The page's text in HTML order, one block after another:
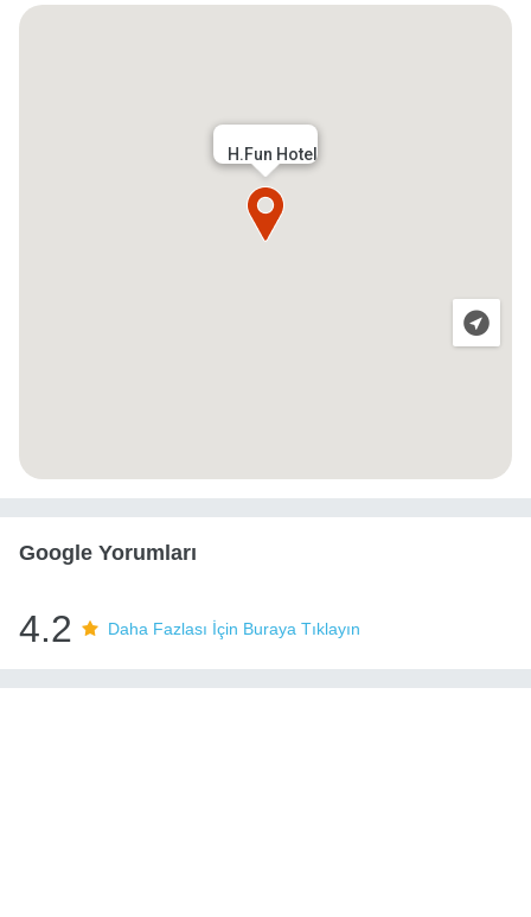
H.Fun Hotel
Google Yorumları
4.2 Daha Fazlası İçin Buraya Tıklayın